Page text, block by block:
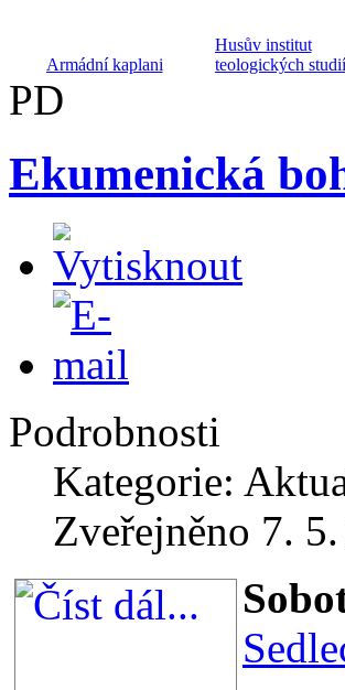
Armádní kaplani
Husův institut
teologických studií
Sociální poradna
Nusle
Keramické kroužky
PD
Ekumenická
Podrobnosti
Kategorie:
Zveřejněno 7.